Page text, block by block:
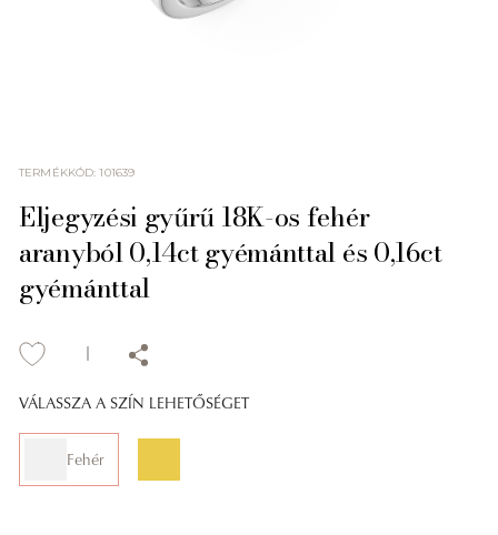
TERMÉKKÓD:101639
Eljegyzési gyűrű 18K-os fehér
aranyból 0,14ct gyémánttal és 0,16ct
gyémánttal
VÁLASSZA A SZÍN LEHETŐSÉGET
Fehér